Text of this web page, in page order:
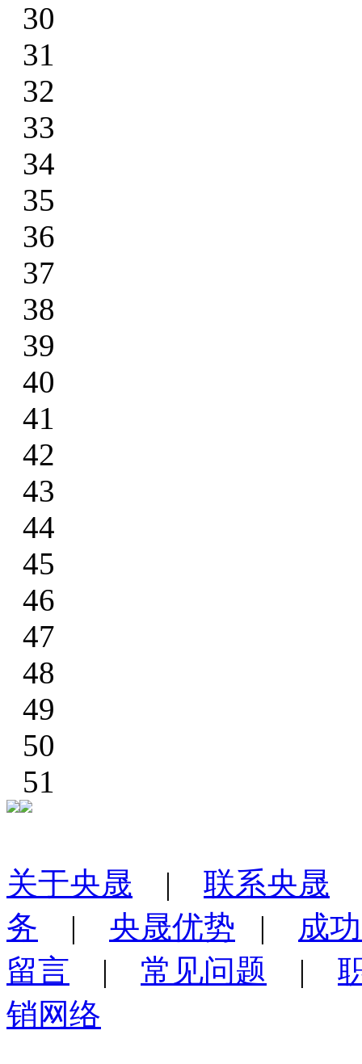
30
31
32
33
34
35
36
37
38
39
40
41
42
43
44
45
46
47
48
49
50
51
关于央晟 | 联系央晟
务 | 央晟优势 | 成
留言 | 常见问题 |
销网络